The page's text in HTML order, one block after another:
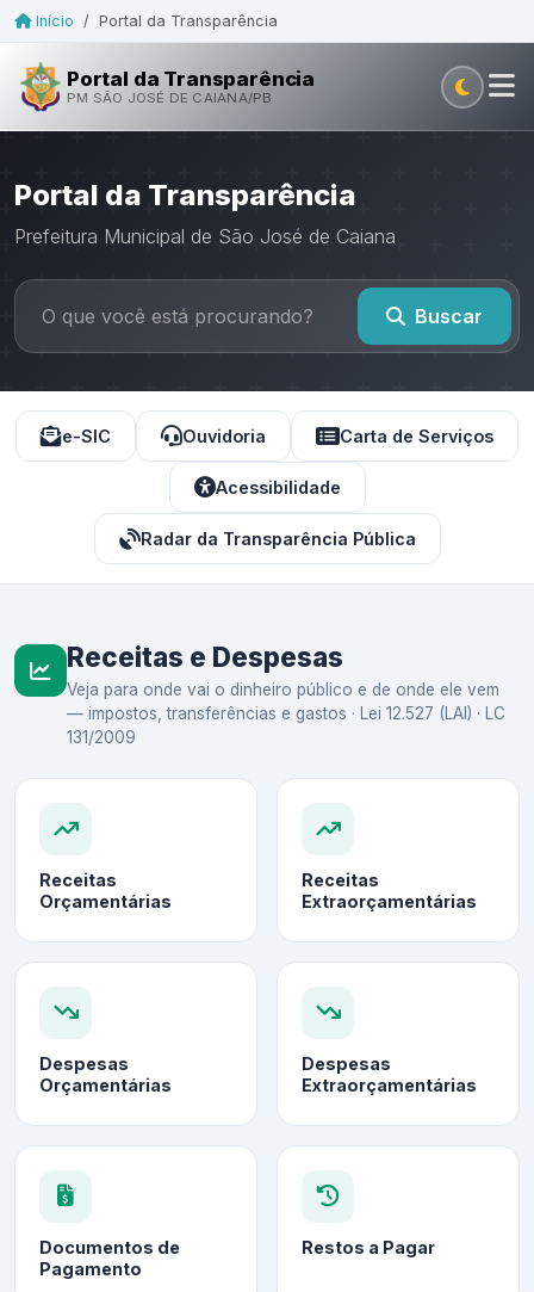
Início / Portal da Transparência
Portal da Transparência
PM SÃO JOSÉ DE CAIANA/PB
Portal da Transparência
Prefeitura Municipal de São José de Caiana
Buscar
e-SIC Ouvidoria Carta de Serviços
Acessibilidade
Radar da Transparência Pública
Receitas e Despesas
Veja para onde vai o dinheiro público e de onde ele vem
— impostos, transferências e gastos · Lei 12.527 (LAI) · LC
131/2009
Receitas
Orçamentárias
Receitas
Extraorçamentárias
Despesas
Orçamentárias
Despesas
Extraorçamentárias
Documentos de
Pagamento
Restos a Pagar